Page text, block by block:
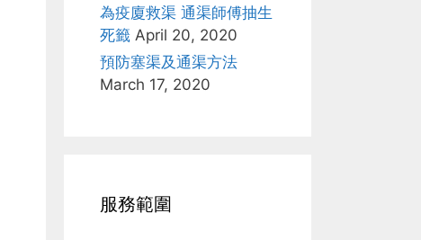
為疫廈救渠 通渠師傅抽生
死籤 April 20, 2020
預防塞渠及通渠方法
March 17, 2020
服務範圍